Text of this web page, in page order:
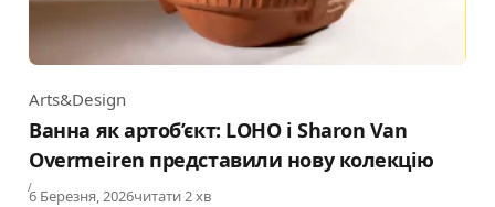
Category
Arts&Design
Ванна як артоб’єкт: LOHO і Sharon Van
Overmeiren представили нову колекцію
Published
6 Березня, 2026читати 2 хв